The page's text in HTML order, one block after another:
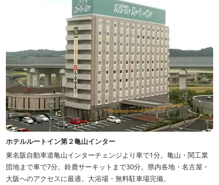
ホテルルートイン第２亀山インター
東名阪自動車道亀山インターチェンジより車で1分。亀山・関工業
団地まで車で7分。鈴鹿サーキットまで30分。県内各地・名古屋・
大阪へのアクセスに最適。大浴場・無料駐車場完備。